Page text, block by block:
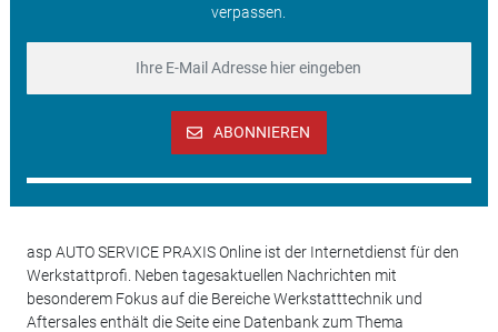
verpassen.
ABONNIEREN
asp AUTO SERVICE PRAXIS Online ist der Internetdienst für den
Werkstattprofi. Neben tagesaktuellen Nachrichten mit
besonderem Fokus auf die Bereiche Werkstatttechnik und
Aftersales enthält die Seite eine Datenbank zum Thema